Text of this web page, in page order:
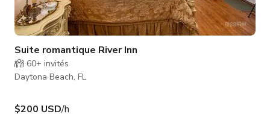
Suite romantique River Inn
60+ invités
Daytona Beach, FL
$200 USD/h